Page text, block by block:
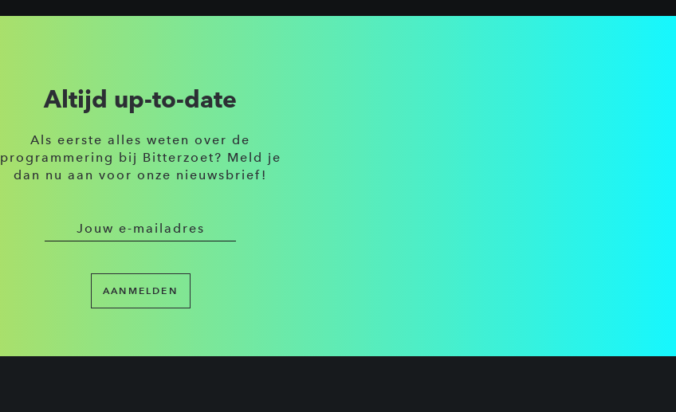
Altijd up-to-date
Als eerste alles weten over de
programmering bij Bitterzoet? Meld je
dan nu aan voor onze nieuwsbrief!
AANMELDEN